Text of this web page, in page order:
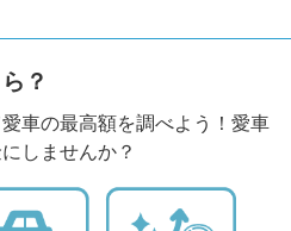
？
車の最高額を調べよう！愛車
しませんか？